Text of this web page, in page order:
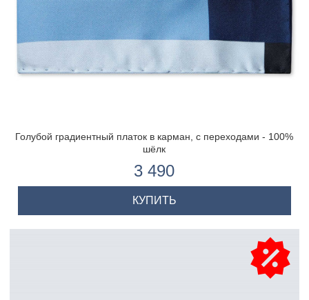
Голубой градиентный платок в карман, с переходами - 100%
шёлк
3 490
КУПИТЬ